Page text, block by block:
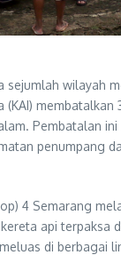
sejumlah wilayah
(KAI) membatalkan
Pembatalan
penumpang
4 Semarang
api terpaksa
di berbagai